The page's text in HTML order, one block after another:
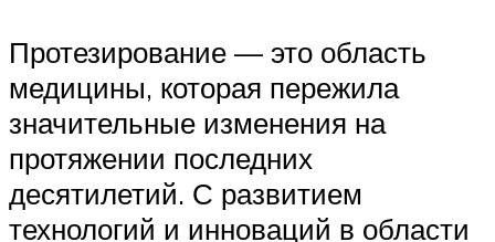
Протезирование — это область
медицины, которая пережила
значительные изменения на
протяжении последних
десятилетий. С развитием
технологий и инноваций в области